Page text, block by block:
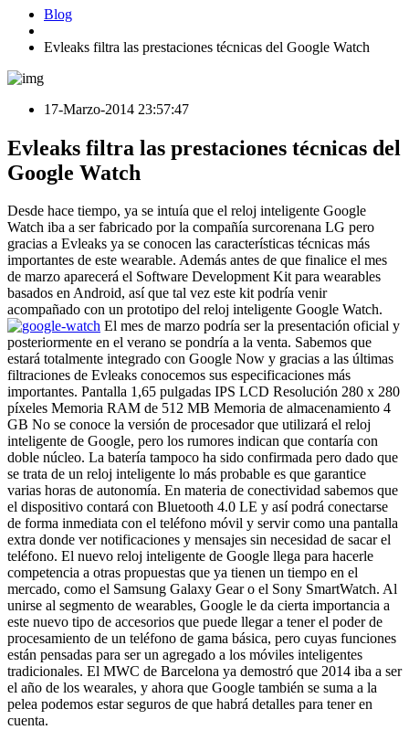
Blog
Evleaks filtra las prestaciones técnicas del Google Watch
17-Marzo-2014 23:57:47
Evleaks filtra las prestaciones técnicas del
Google Watch
Desde hace tiempo, ya se intuía que el reloj inteligente Google
Watch iba a ser fabricado por la compañía surcorenana LG pero
gracias a Evleaks ya se conocen las características técnicas más
importantes de este wearable. Además antes de que finalice el mes
de marzo aparecerá el Software Development Kit para wearables
basados en Android, así que tal vez este kit podría venir
acompañado con un prototipo del reloj inteligente Google Watch.
El mes de marzo podría ser la presentación oficial y
posteriormente en el verano se pondría a la venta. Sabemos que
estará totalmente integrado con Google Now y gracias a las últimas
filtraciones de Evleaks conocemos sus especificaciones más
importantes. Pantalla 1,65 pulgadas IPS LCD Resolución 280 x 280
píxeles Memoria RAM de 512 MB Memoria de almacenamiento 4
GB No se conoce la versión de procesador que utilizará el reloj
inteligente de Google, pero los rumores indican que contaría con
doble núcleo. La batería tampoco ha sido confirmada pero dado que
se trata de un reloj inteligente lo más probable es que garantice
varias horas de autonomía. En materia de conectividad sabemos que
el dispositivo contará con Bluetooth 4.0 LE y así podrá conectarse
de forma inmediata con el teléfono móvil y servir como una pantalla
extra donde ver notificaciones y mensajes sin necesidad de sacar el
teléfono. El nuevo reloj inteligente de Google llega para hacerle
competencia a otras propuestas que ya tienen un tiempo en el
mercado, como el Samsung Galaxy Gear o el Sony SmartWatch. Al
unirse al segmento de wearables, Google le da cierta importancia a
este nuevo tipo de accesorios que puede llegar a tener el poder de
procesamiento de un teléfono de gama básica, pero cuyas funciones
están pensadas para ser un agregado a los móviles inteligentes
tradicionales. El MWC de Barcelona ya demostró que 2014 iba a ser
el año de los wearales, y ahora que Google también se suma a la
pelea podemos estar seguros de que habrá detalles para tener en
cuenta.